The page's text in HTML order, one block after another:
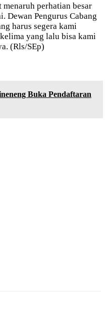
menaruh perhatian besar
Dewan Pengurus Cabang
harus segera kami
yang lalu bisa kami
(Rls/SEp)
Buka Pendaftaran